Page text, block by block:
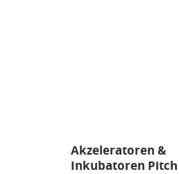
Akzeleratoren &
Inkubatoren Pitch